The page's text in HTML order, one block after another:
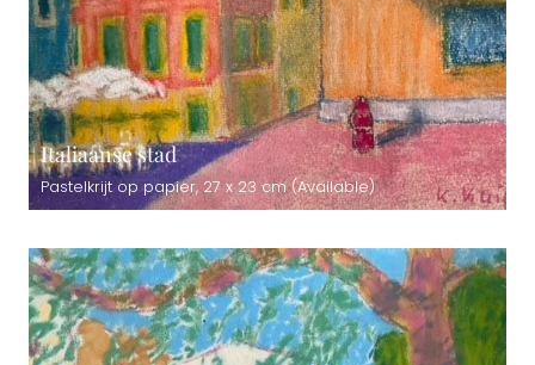
Italiaanse stad
Pastelkrijt op papier, 27 x 23 cm (Available)